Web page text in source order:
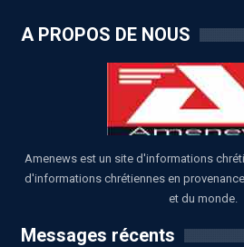
A PROPOS DE NOUS
Amenews est un site d'informations
d'informations chrétiennes en
et du monde.
Messages récents